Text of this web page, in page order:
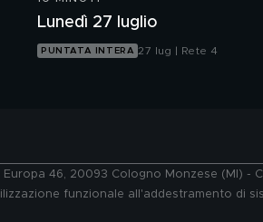
Lunedì 27 luglio
PUNTATA INTERA 27 lug | Rete 4
46, 20093 Cologno Monzese (MI) -
funzionale all'addestramento di